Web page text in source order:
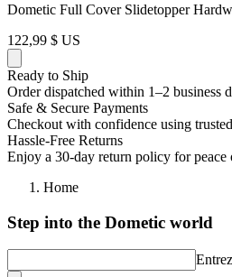
Dometic Full Cover Slidetopper
122,99 $ US
Ready to Ship
Order dispatched within 1–2 business
Safe & Secure Payments
Checkout with confidence using
Hassle-Free Returns
Enjoy a 30-day return policy for peace
Home
Step into the Dometic world